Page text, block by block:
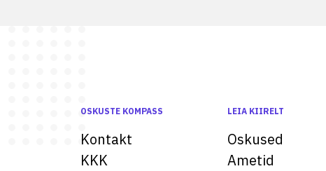
OSKUSTE KOMPASS
Kontakt
KKK
LEIA KIIRELT
Oskused
Ametid